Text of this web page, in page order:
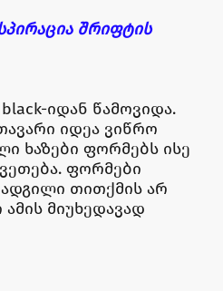
შრიფტის
იდან წამოვიდა.
იდეა ვიწრო
ხაზები ფორმებს ისე
ფორმები
ადგილი თითქმის არ
ამის მიუხედავად